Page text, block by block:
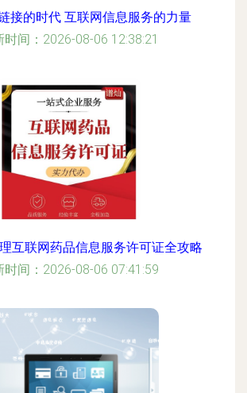
接的时代 互联网信息服务的力量
时间：2026-08-06 12:38:21
互联网药品信息服务许可证全攻略
时间：2026-08-06 07:41:59